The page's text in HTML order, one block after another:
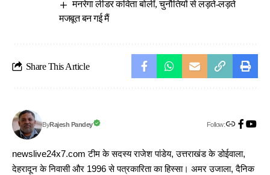
मनरेगा लीडर कविता बोलीं, चुनौतियों से लड़ते-लड़ते
मजबूत बन गई मैं
Share This Article
ByRajesh Pandey Follow:
newslive24x7.com टीम के सदस्य राजेश पांडेय, उत्तराखंड के डोईवाला,
देहरादून के निवासी और 1996 से पत्रकारिता का हिस्सा। अमर उजाला, दैनिक